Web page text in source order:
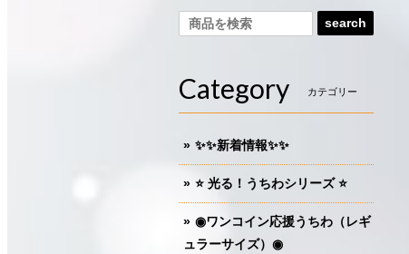
search
Category カテゴリー
✨✨新着情報✨✨
⭐️ 光る！うちわシリーズ ⭐️
◉ワンコイン応援うちわ（レギ
ュラーサイズ）◉